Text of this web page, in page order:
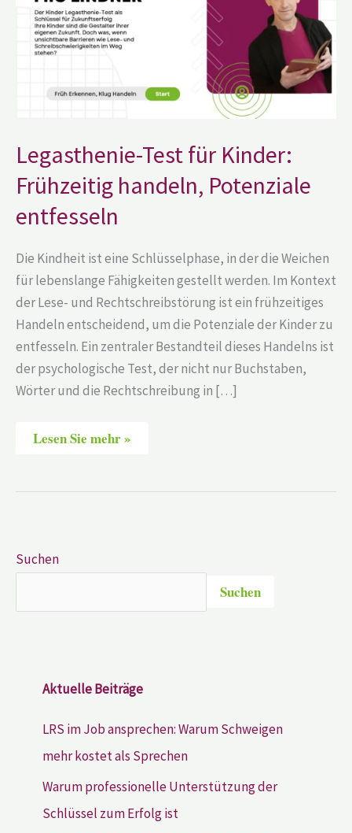
Legasthenie-Test für Kinder:
Frühzeitig handeln, Potenziale
entfesseln
Die Kindheit ist eine Schlüsselphase, in der die Weichen
für lebenslange Fähigkeiten gestellt werden. Im Kontext
der Lese- und Rechtschreibstörung ist ein frühzeitiges
Handeln entscheidend, um die Potenziale der Kinder zu
entfesseln. Ein zentraler Bestandteil dieses Handelns ist
der psychologische Test, der nicht nur Buchstaben,
Wörter und die Rechtschreibung in […]
handeln,
Potenziale
entfesseln
Lesen Sie mehr »
Suchen
Suchen
Aktuelle Beiträge
LRS im Job ansprechen: Warum Schweigen
mehr kostet als Sprechen
Warum professionelle Unterstützung der
Schlüssel zum Erfolg ist